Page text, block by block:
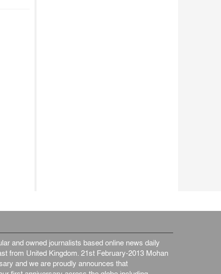
and owned journalists based online news daily
from United Kingdom. 21st February-2013 Mohan
and we are proudly announces that